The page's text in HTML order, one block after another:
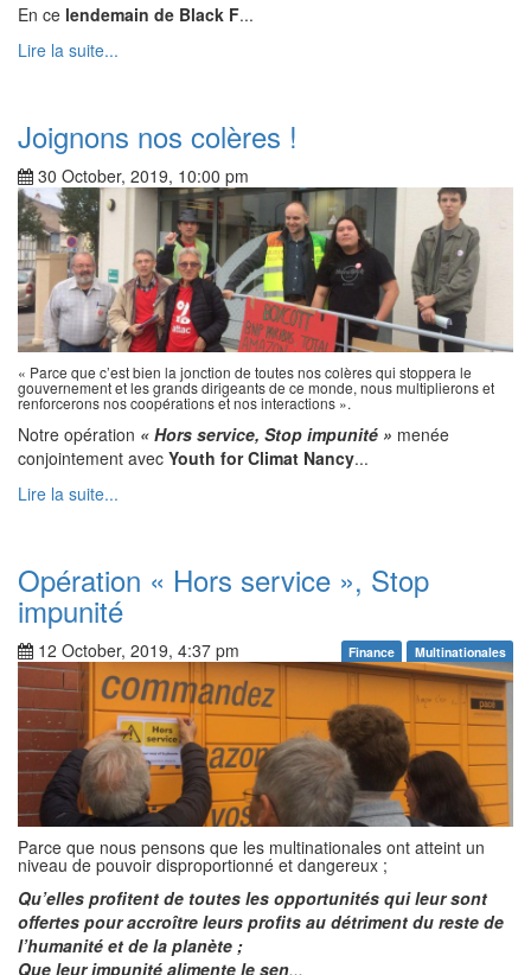
En ce lendemain de Black F...
Lire la suite...
Joignons nos colères !
30 October, 2019, 10:00 pm
« Parce que c’est bien la jonction de toutes nos colères qui stoppera le
gouvernement et les grands dirigeants de ce monde, nous multiplierons et
renforcerons nos coopérations et nos interactions ».
Notre opération « Hors service, Stop impunité » menée
conjointement avec Youth for Climat Nancy...
Lire la suite...
Opération « Hors service », Stop
impunité
12 October, 2019, 4:37 pm Finance Multinationales
Parce que nous pensons que les multinationales ont atteint un
niveau de pouvoir disproportionné et dangereux ;
Qu’elles profitent de toutes les opportunités qui leur sont
offertes pour accroître leurs profits au détriment du reste de
l’humanité et de la planète ;
Que leur impunité alimente le sen...